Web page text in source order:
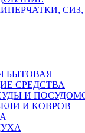
ПЕРЧАТКИ,
БЫТОВАЯ
СРЕДСТВА
И
И КОВРОВ